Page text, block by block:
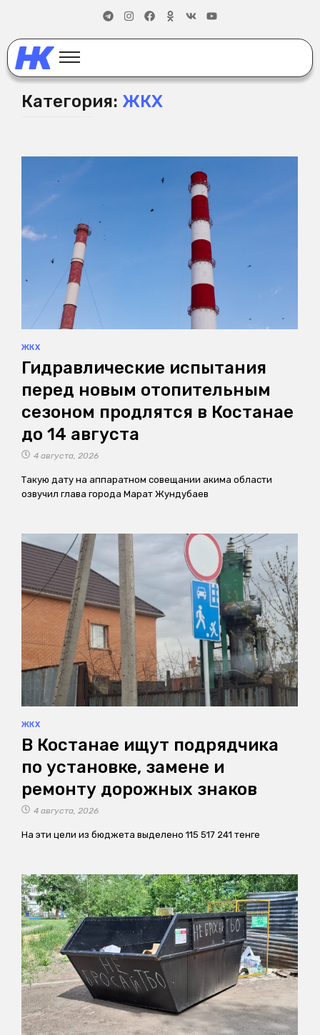
Категория: ЖКХ
ЖКХ
Гидравлические испытания
перед новым отопительным
сезоном продлятся в Костанае
до 14 августа
4 августа, 2026
Такую дату на аппаратном совещании акима области
озвучил глава города Марат Жундубаев
ЖКХ
В Костанае ищут подрядчика
по установке, замене и
ремонту дорожных знаков
4 августа, 2026
На эти цели из бюджета выделено 115 517 241 тенге